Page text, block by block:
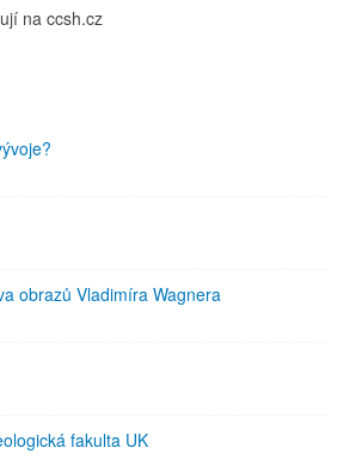
na ccsh.cz
obrazů Vladimíra Wagnera
fakulta UK